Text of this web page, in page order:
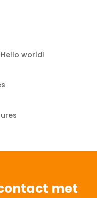
Hello world!
met